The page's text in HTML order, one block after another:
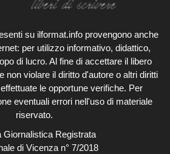
su ilformat.info provengono anche
per utilizzo informativo, didattico,
di lucro. Al fine di accettare il libero
non violare il diritto d'autore o altri diritti
le opportune verifiche. Per
eventuali errori nell'uso di materiale
riservato.
Giornalistica Registrata
di Vicenza n° 7/2018